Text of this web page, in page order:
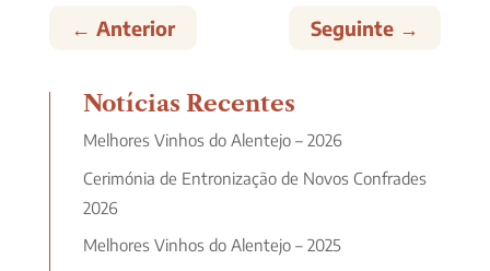
← Anterior Seguinte →
Notícias Recentes
Melhores Vinhos do Alentejo – 2026
Cerimónia de Entronização de Novos Confrades
2026
Melhores Vinhos do Alentejo – 2025